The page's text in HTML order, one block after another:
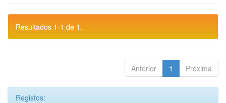
Resultados 1-1 de 1.
Anterior 1 Próxima
Registos: